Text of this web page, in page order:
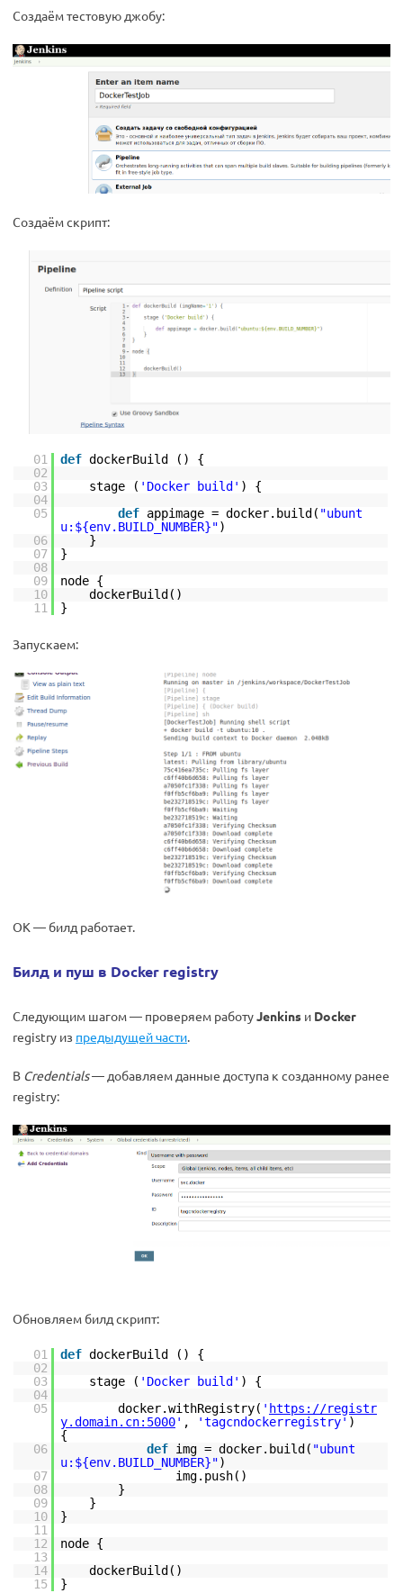
Создаём тестовую джобу:
Создаём скрипт:
01 def dockerBuild () {
02
03
stage ( 'Docker build' ) {
04
05
def appimage = docker.build( "ubunt
u:${env.BUILD_NUMBER}")
06
}
07
}
08
09
node {
10
dockerBuild()
11
}
Запускаем:
ОК — билд работает.
Билд и пуш в Docker registry
Следующим шагом — проверяем работуJenkins и Docker
registry из предыдущей части.
В Credentials— добавляем данные доступа к созданному ранее
registry:
Обновляем билд скрипт:
01 def dockerBuild () {
02
03
stage ( 'Docker build' ) {
04
05
docker.withRegistry( ' https://registr
y.domain.cn:5000' , 'tagcndockerregistry' )
{
06
def img = docker.build( "ubunt
u:${env.BUILD_NUMBER}")
07
img.push()
08
}
09
}
10
}
11
12
node {
13
14
dockerBuild()
15
}